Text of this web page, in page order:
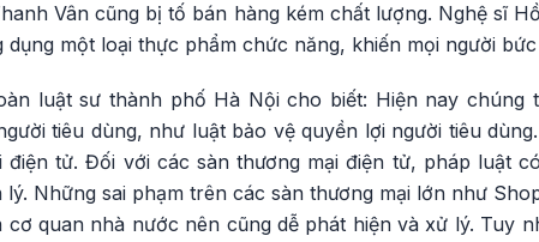
Vân cũng bị tố bán hàng kém chất lượng. Nghệ sĩ
một loại thực phẩm chức năng, khiến mọi người bức
luật sư thành phố Hà Nội cho biết: Hiện nay chúng
tiêu dùng, như luật bảo vệ quyền lợi người tiêu
điện tử. Đối với các sàn thương mại điện tử, pháp luật
Những sai phạm trên các sàn thương mại lớn như
quan nhà nước nên cũng dễ phát hiện và xử lý. Tuy